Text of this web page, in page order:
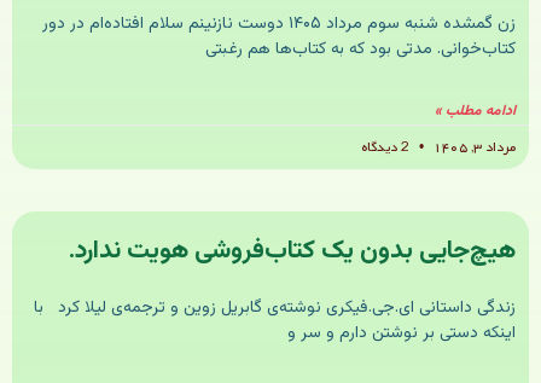
زن گمشده شنبه سوم مرداد ۱۴۰۵ دوست نازنینم سلام افتاده‌ام در دور
کتاب‌خوانی. مدتی بود که به کتاب‌ها هم رغبتی
ادامه مطلب »
مرداد ۳, ۱۴۰۵
هیچ‌جایی بدون یک کتاب‌فروشی هویت ندارد.
زندگی داستانی ای‌.جی.فیکری نوشته‌ی گابریل زوین و ترجمه‌ی لیلا کرد با
اینکه دستی بر نوشتن دارم و سر و